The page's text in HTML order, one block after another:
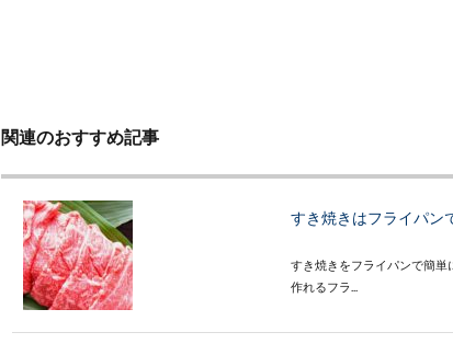
関連のおすすめ記事
すき焼きはフライパン
すき焼きをフライパンで簡単
作れるフラ...